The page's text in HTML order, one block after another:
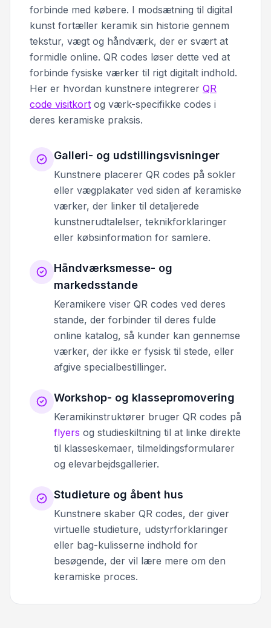
forbinde med købere. I modsætning til digital
kunst fortæller keramik sin historie gennem
tekstur, vægt og håndværk, der er svært at
formidle online. QR codes løser dette ved at
forbinde fysiske værker til rigt digitalt indhold.
Her er hvordan kunstnere integrerer QR
code visitkort og værk-specifikke codes i
deres keramiske praksis.
Galleri- og udstillingsvisninger
Kunstnere placerer QR codes på sokler
eller vægplakater ved siden af keramiske
værker, der linker til detaljerede
kunstnerudtalelser, teknikforklaringer
eller købsinformation for samlere.
Håndværksmesse- og
markedsstande
Keramikere viser QR codes ved deres
stande, der forbinder til deres fulde
online katalog, så kunder kan gennemse
værker, der ikke er fysisk til stede, eller
afgive specialbestillinger.
Workshop- og klassepromovering
Keramikinstruktører bruger QR codes på
flyers og studieskiltning til at linke direkte
til klasseskemaer, tilmeldingsformularer
og elevarbejdsgallerier.
Studieture og åbent hus
Kunstnere skaber QR codes, der giver
virtuelle studieture, udstyrforklaringer
eller bag-kulisserne indhold for
besøgende, der vil lære mere om den
keramiske proces.